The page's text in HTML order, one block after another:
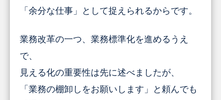
「余分な仕事」として捉えられるからです。
業務改革の一つ、業務標準化を進めるうえ
で、
見える化の重要性は先に述べましたが、
「業務の棚卸しをお願いします」と頼んでも